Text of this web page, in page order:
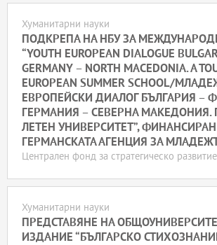
Хуманитарни науки
ПОДКРЕПА НА НБУ ЗА
“YOUTH EUROPEAN DIALOGUE
GERMANY – NORTH MACEDONIA. A
EUROPEAN SUMMER SCHOOL/
ЕВРОПЕЙСКИ ДИАЛОГ БЪЛГАРИЯ –
ГЕРМАНИЯ – СЕВЕРНА МАКЕДОНИЯ.
ЛЕТЕН УНИВЕРСИТЕТ”,
ГЕРМАНСКАТА АГЕНЦИЯ ЗА
Централен фонд за стратегическо
Хуманитарни науки
ПРЕДСТАВЯНЕ НА
ИЗДАНИЕ “БЪЛГАРСКО